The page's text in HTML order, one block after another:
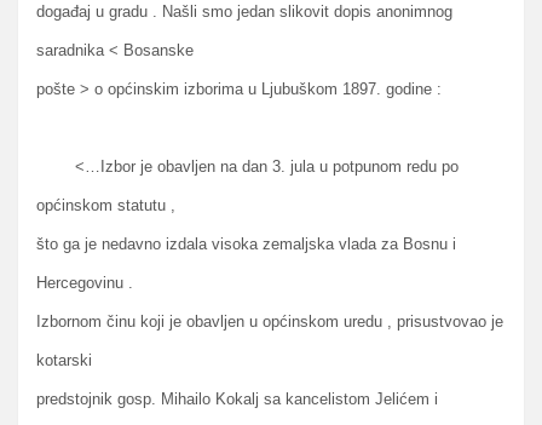
događaj u gradu . Našli smo jedan slikovit dopis anonimnog
saradnika < Bosanske
pošte > o općinskim izborima u Ljubuškom 1897. godine :
<…Izbor je obavljen na dan 3. jula u potpunom redu po
općinskom statutu ,
što ga je nedavno izdala visoka zemaljska vlada za Bosnu i
Hercegovinu .
Izbornom činu koji je obavljen u općinskom uredu , prisustvovao je
kotarski
predstojnik gosp. Mihailo Kokalj sa kancelistom Jelićem i